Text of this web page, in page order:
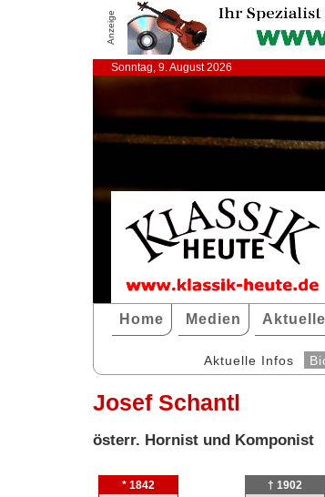
Anzeige
Sonntag, 9. August 2026
Home Medien
Aktuelle Infos
Josef Schantl
österr. Hornist und Komponist
* 1842 † 1902